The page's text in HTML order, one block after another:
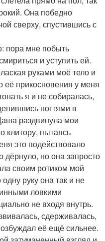
Она победно
сверху, спустившись с
пора мне побыть
и уступить ей.
руками моё тело и
её прикосновения у меня
я и не собиралась,
ногтями в
раздвинула мои
клитору, пытаясь
это подействовало
дёрнуло, но она запросто
своим ротиком мой
руку она так и не
ловкими
не входя внутрь.
сдерживалась,
её ещё сильнее.